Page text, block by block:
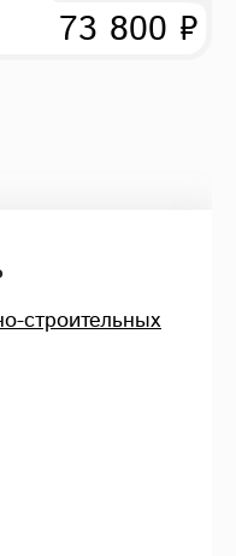
73 800 ₽
строительных